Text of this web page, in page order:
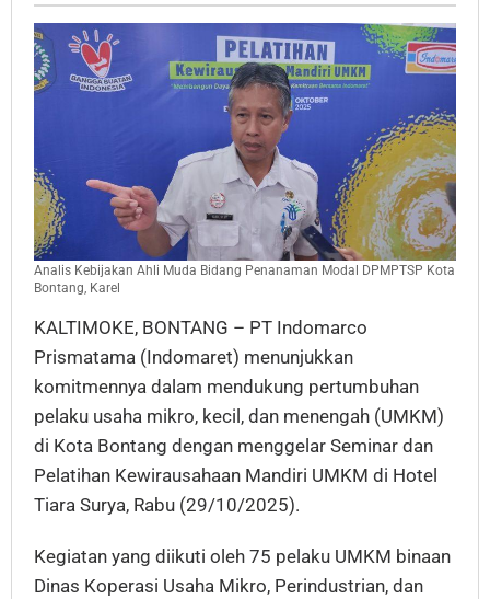
Besar
Bontang
Analis Kebijakan Ahli Muda Bidang Penanaman Modal DPMPTSP Kota
Bontang, Karel
KALTIMOKE, BONTANG – PT Indomarco
Prismatama (Indomaret) menunjukkan
komitmennya dalam mendukung pertumbuhan
pelaku usaha mikro, kecil, dan menengah (UMKM)
di Kota Bontang dengan menggelar Seminar dan
Pelatihan Kewirausahaan Mandiri UMKM di Hotel
Tiara Surya, Rabu (29/10/2025).
Kegiatan yang diikuti oleh 75 pelaku UMKM binaan
Dinas Koperasi Usaha Mikro, Perindustrian, dan